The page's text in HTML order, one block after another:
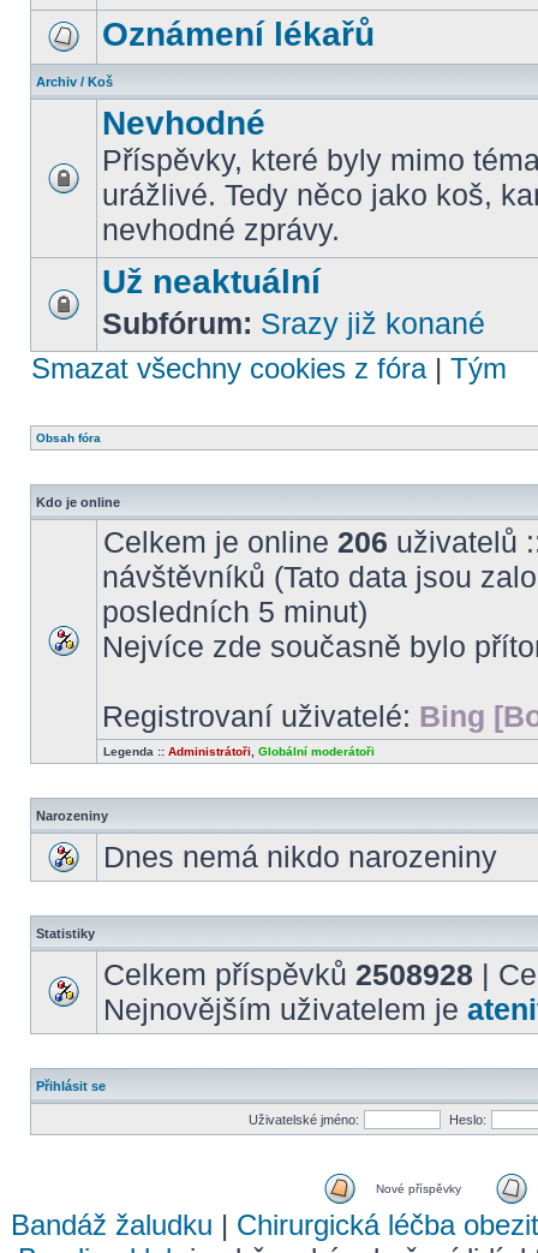
Oznámení lékařů
Archiv / Koš
Nevhodné
Příspěvky, které byly mimo
urážlivé. Tedy něco jako koš,
nevhodné zprávy.
Už neaktuální
Subfórum: Srazy již konané
Smazat všechny cookies z fóra| Tým
Obsah fóra
Kdo je online
Celkem je online 206 uživatelů
návštěvníků (Tato data jsou
posledních 5 minut)
Nejvíce zde současně bylo
Registrovaní uživatelé: Bing
Legenda :: Administrátoři Globální moderátoři
Narozeniny
Dnes nemá nikdo narozeniny
Statistiky
Celkem příspěvků 2508928 |
Nejnovějším uživatelem je
Přihlásit se
Uživatelské jméno: Heslo:
Nové příspěvky
Bandáž žaludku | Chirurgická léčba